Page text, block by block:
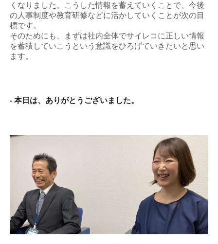
くなりました。こうした情報を蓄えていくことで、今後
の人事制度や教育研修などに活かしていくことが次の目
標です。
そのためにも、まずは社内全体でサイレコに正しい情報
を蓄積していこうという意識をひろげていきたいと思い
ます。
- 本日は、ありがとうございました。